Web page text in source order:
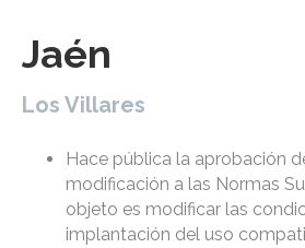
Jaén
Los Villares
Hace pública la aprobación
modificación a las Normas
objeto es modificar las
implantación del uso